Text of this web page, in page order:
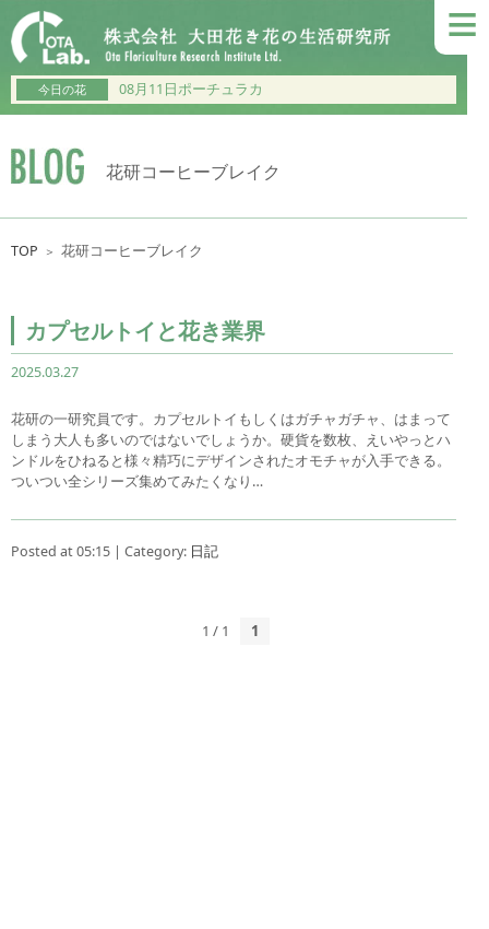
≡
今日の花 08月11日ポーチュラカ
花研コーヒーブレイク
TOP ＞ 花研コーヒーブレイク
カプセルトイと花き業界
2025.03.27
花研の一研究員です。カプセルトイもしくはガチャガチャ、はまって
しまう大人も多いのではないでしょうか。硬貨を数枚、えいやっとハ
ンドルをひねると様々精巧にデザインされたオモチャが入手できる。
ついつい全シリーズ集めてみたくなり…
Posted at 05:15 | Category: 日記
1 / 1 1